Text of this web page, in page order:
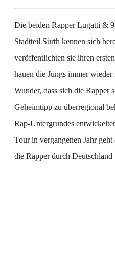
Die beiden Rapper Lugatti &
Stadtteil Sürth kennen sich
veröffentlichten sie ihren
hauen die Jungs immer
Wunder, dass sich die Rapper
Geheimtipp zu überregional
Rap-Untergrundes
Tour in vergangenen Jahr
die Rapper durch Deutschland